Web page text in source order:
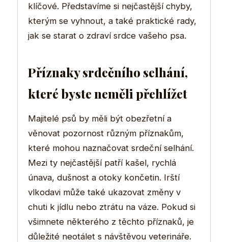
klíčové. Představíme si nejčastější chyby,
kterým se vyhnout, a také praktické rady,
jak se starat o zdraví srdce vašeho psa.
Příznaky srdečního selhání,
které byste neměli přehlížet
Majitelé psů by měli být obezřetní a
věnovat pozornost různým příznakům,
které mohou naznačovat srdeční selhání.
Mezi ty nejčastější patří kašel, rychlá
únava, dušnost a otoky končetin. Irští
vlkodavi může také ukazovat změny v
chuti k jídlu nebo ztrátu na váze. Pokud si
všimnete některého z těchto příznaků, je
důležité neotálet s návštěvou veterináře.